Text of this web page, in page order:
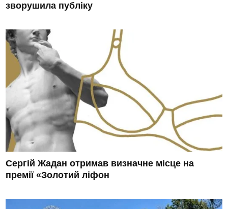
зворушила публіку
Сергій Жадан отримав визначне місце на
премії «Золотий ліфон